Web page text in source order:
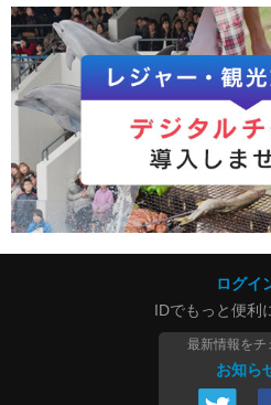
ログイ
IDでもっと便利
最新情報をチ
お知ら